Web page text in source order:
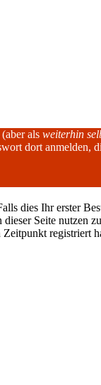
als weiterhin
dort anmelden,
dies Ihr erster
Seite nutzen
registriert